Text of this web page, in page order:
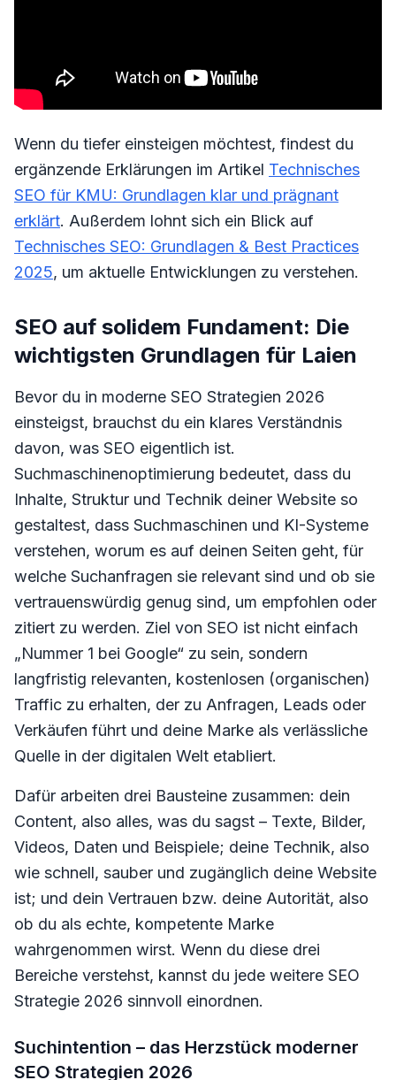
Wenn du tiefer einsteigen möchtest, findest du
ergänzende Erklärungen im Artikel Technisches
SEO für KMU: Grundlagen klar und prägnant
erklärt. Außerdem lohnt sich ein Blick auf
Technisches SEO: Grundlagen & Best Practices
2025, um aktuelle Entwicklungen zu verstehen.
SEO auf solidem Fundament: Die
wichtigsten Grundlagen für Laien
Bevor du in moderne SEO Strategien 2026
einsteigst, brauchst du ein klares Verständnis
davon, was SEO eigentlich ist.
Suchmaschinenoptimierung bedeutet, dass du
Inhalte, Struktur und Technik deiner Website so
gestaltest, dass Suchmaschinen und KI-Systeme
verstehen, worum es auf deinen Seiten geht, für
welche Suchanfragen sie relevant sind und ob sie
vertrauenswürdig genug sind, um empfohlen oder
zitiert zu werden. Ziel von SEO ist nicht einfach
„Nummer 1 bei Google“ zu sein, sondern
langfristig relevanten, kostenlosen (organischen)
Traffic zu erhalten, der zu Anfragen, Leads oder
Verkäufen führt und deine Marke als verlässliche
Quelle in der digitalen Welt etabliert.
Dafür arbeiten drei Bausteine zusammen: dein
Content, also alles, was du sagst – Texte, Bilder,
Videos, Daten und Beispiele; deine Technik, also
wie schnell, sauber und zugänglich deine Website
ist; und dein Vertrauen bzw. deine Autorität, also
ob du als echte, kompetente Marke
wahrgenommen wirst. Wenn du diese drei
Bereiche verstehst, kannst du jede weitere SEO
Strategie 2026 sinnvoll einordnen.
Suchintention – das Herzstück moderner
SEO Strategien 2026